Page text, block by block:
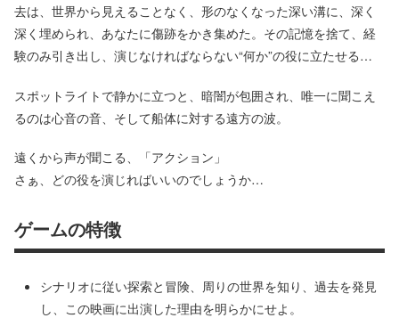
去は、世界から見えることなく、形のなくなった深い溝に、深く
深く埋められ、あなたに傷跡をかき集めた。その記憶を捨て、経
験のみ引き出し、演じなければならない“何か”の役に立たせる…
スポットライトで静かに立つと、暗闇が包囲され、唯一に聞こえ
るのは心音の音、そして船体に対する遠方の波。
遠くから声が聞こる、「アクション」
さぁ、どの役を演じればいいのでしょうか…
ゲームの特徴
シナリオに従い探索と冒険、周りの世界を知り、過去を発見
し、この映画に出演した理由を明らかにせよ。